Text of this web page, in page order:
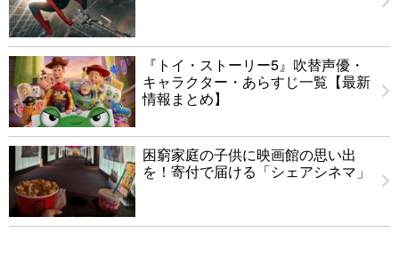
『トイ・ストーリー5』吹替声優・
キャラクター・あらすじ一覧【最新
情報まとめ】
困窮家庭の子供に映画館の思い出
を！寄付で届ける「シェアシネマ」